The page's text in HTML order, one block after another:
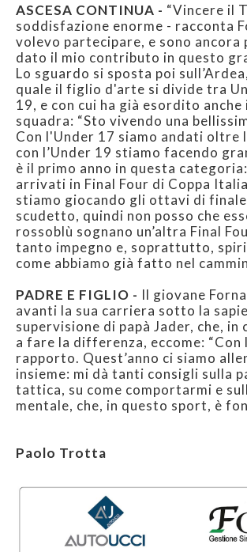
ASCESA CONTINUA - “Vincere il
soddisfazione enorme - racconta
volevo partecipare, e sono ancora
dato il mio contributo in questo
Lo sguardo si sposta poi
quale il figlio d'arte si divide tra
19, e con cui ha già esordito anche
squadra: “Sto vivendo una
Con l'Under 17 siamo andati oltre
con l’Under 19 stiamo facendo
è il primo anno in questa
arrivati in Final Four di Coppa
stiamo giocando gli ottavi di
scudetto, quindi non posso che
rossoblù sognano un’altra Final
tanto impegno e, soprattutto,
come abbiamo già fatto nel
PADRE E FIGLIO - Il giovane
avanti la sua carriera sotto la
supervisione di papà Jader, che, in
a fare la differenza, eccome:
rapporto. Quest’anno ci siamo
insieme: mi dà tanti consigli sulla
tattica, su come comportarmi e
mentale, che, in questo sport, è
Paolo Trotta